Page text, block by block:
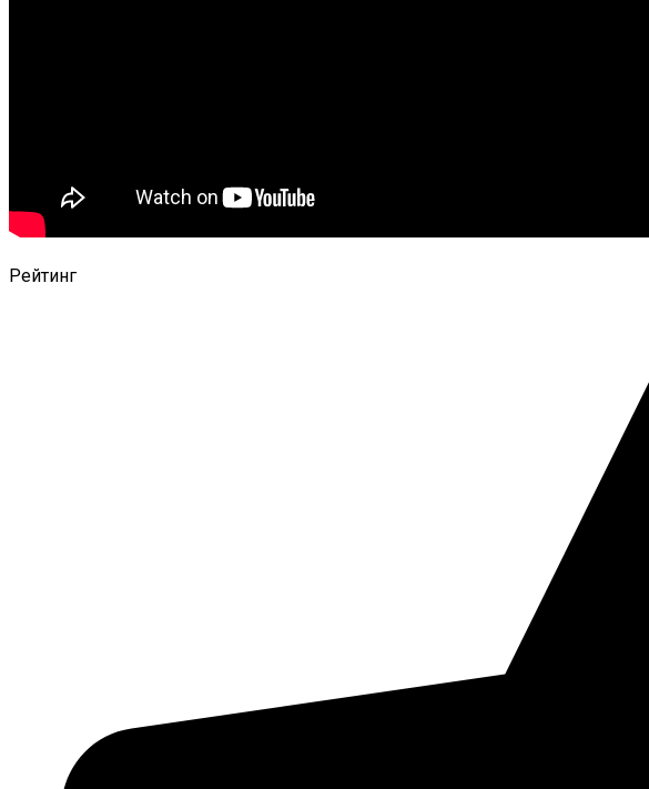
Рейтинг